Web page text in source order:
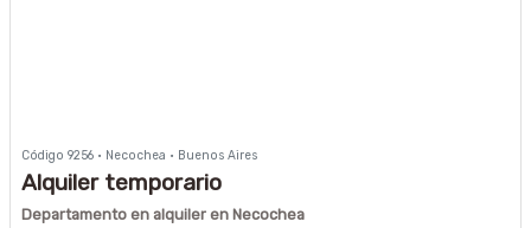
Código 9256 · Necochea · Buenos Aires
Alquiler temporario
Departamento en alquiler en Necochea